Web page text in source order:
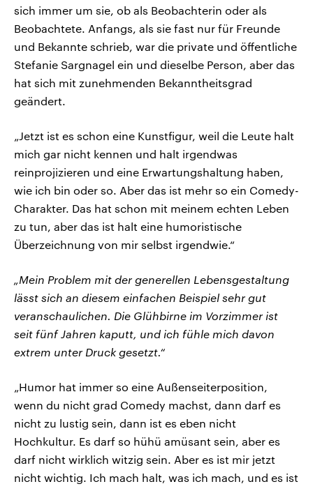
sich immer um sie, ob als Beobachterin oder als
Beobachtete. Anfangs, als sie fast nur für Freunde
und Bekannte schrieb, war die private und öffentliche
Stefanie Sargnagel ein und dieselbe Person, aber das
hat sich mit zunehmenden Bekanntheitsgrad
geändert.
„Jetzt ist es schon eine Kunstfigur, weil die Leute halt
mich gar nicht kennen und halt irgendwas
reinprojizieren und eine Erwartungshaltung haben,
wie ich bin oder so. Aber das ist mehr so ein Comedy-
Charakter. Das hat schon mit meinem echten Leben
zu tun, aber das ist halt eine humoristische
Überzeichnung von mir selbst irgendwie.“
„Mein Problem mit der generellen Lebensgestaltung
lässt sich an diesem einfachen Beispiel sehr gut
veranschaulichen. Die Glühbirne im Vorzimmer ist
seit fünf Jahren kaputt, und ich fühle mich davon
extrem unter Druck gesetzt.“
„Humor hat immer so eine Außenseiterposition,
wenn du nicht grad Comedy machst, dann darf es
nicht zu lustig sein, dann ist es eben nicht
Hochkultur. Es darf so hühü amüsant sein, aber es
darf nicht wirklich witzig sein. Aber es ist mir jetzt
nicht wichtig. Ich mach halt, was ich mach, und es ist